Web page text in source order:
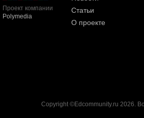
Проект компании
Polymedia
Статьи
О проекте
Copyright ©Edcommunity.ru 2026.